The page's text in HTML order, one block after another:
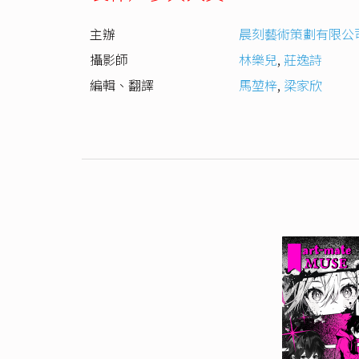
主辦
晨刻藝術策劃有限公
攝影師
林樂兒, 莊逸詩
編輯、翻譯
馬堃梓, 梁家欣